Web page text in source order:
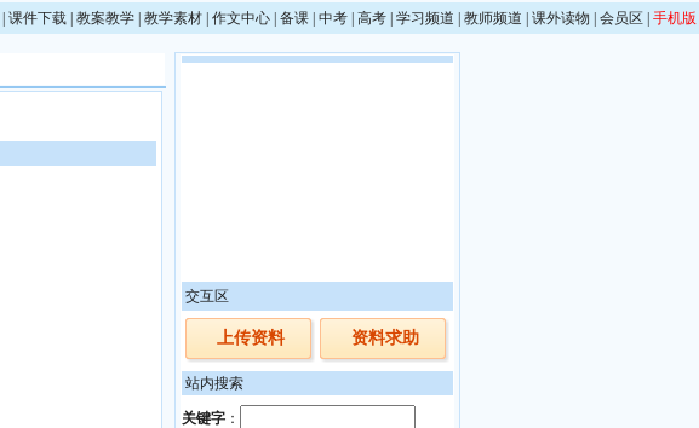
课件下载 教案教学 教学素材 作文中心 备课 中考 高考 学习频道 教师频道 课外读物 会员区 手机版
交互区
上传资料 资料求助
站内搜索
关键字 ：